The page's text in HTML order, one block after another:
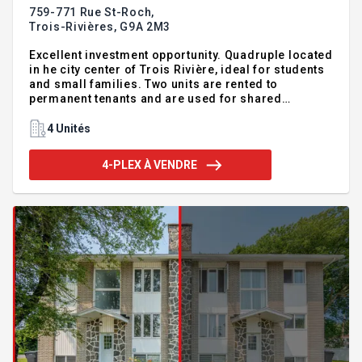
759-771 Rue St-Roch,
Trois-Rivières, G9A 2M3
Excellent investment opportunity. Quadruple located
in he city center of Trois Rivière, ideal for students
and small families. Two units are rented to
permanent tenants and are used for shared
INCLUSIONS Furniture, Fridge, Stove, washer and
belongings of tenants
4 Unités
4-PLEX À VENDRE